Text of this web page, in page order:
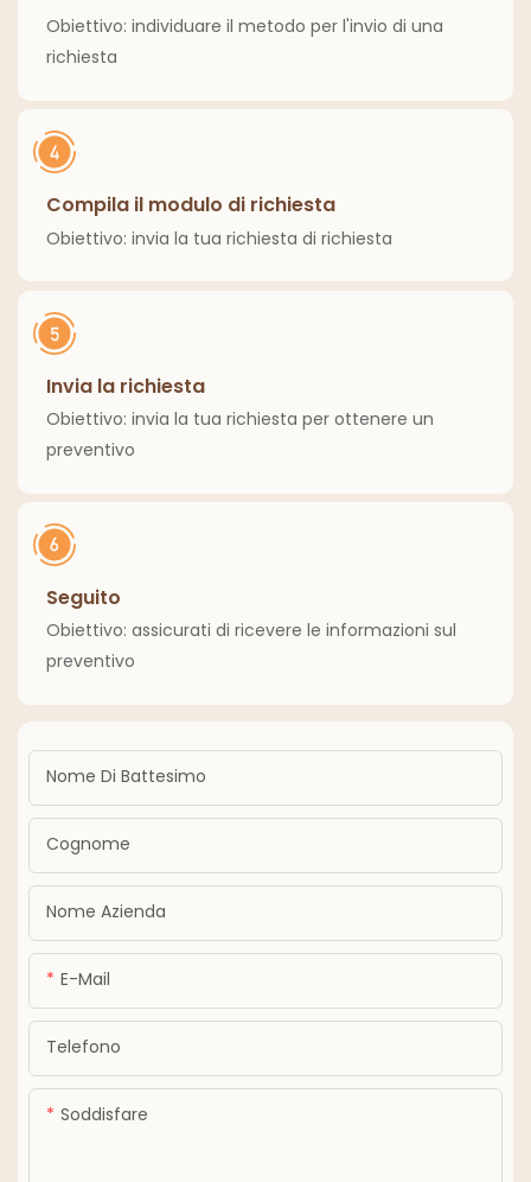
Obiettivo: individuare il metodo per l'invio di una
richiesta
Compila il modulo di richiesta
Obiettivo: invia la tua richiesta di richiesta
Invia la richiesta
Obiettivo: invia la tua richiesta per ottenere un
preventivo
Seguito
Obiettivo: assicurati di ricevere le informazioni sul
preventivo
Nome Di Battesimo
Cognome
Nome Azienda
E-Mail
Telefono
Soddisfare